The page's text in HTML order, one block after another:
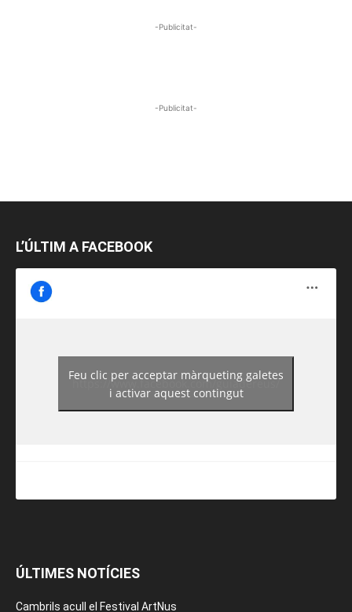
-Publicitat-
-Publicitat-
L’ÚLTIM A FACEBOOK
https://www.facebook.com/guiadereus/
Feu clic per acceptar màrqueting galetes
i activar aquest contingut
ÚLTIMES NOTÍCIES
Cambrils acull el Festival ArtNus